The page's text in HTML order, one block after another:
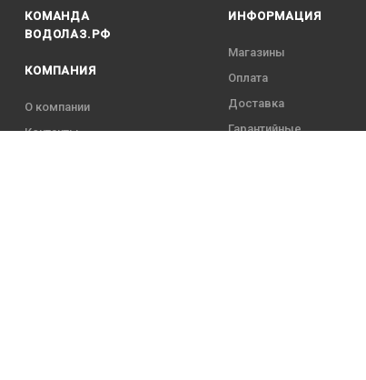
КОМАНДА
ВОДОЛАЗ.РФ
КОМПАНИЯ
О компании
Контакты
ИНФОРМАЦИЯ
Магазины
Оплата
Доставка
Гарантийные